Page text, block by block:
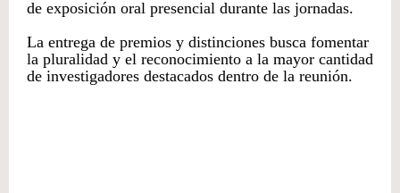
de exposición oral presencial durante las jornadas.
La entrega de premios y distinciones busca fomentar
la pluralidad y el reconocimiento a la mayor cantidad
de investigadores destacados dentro de la reunión.